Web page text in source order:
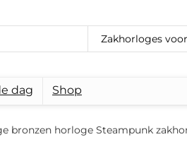
Zakhorloges
dag Shop
bronzen horloge Steampunk